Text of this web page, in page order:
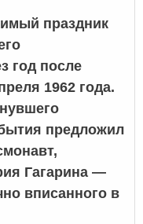
праздник
год после
1962 года.
предложил
Гагарина —
вписанного в